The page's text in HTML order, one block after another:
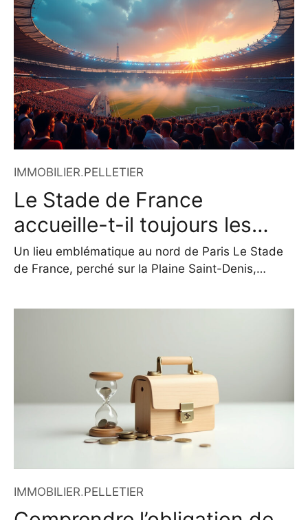
destinés aux entreprises et à leurs salariés, avec
une expertise reconnue dans la gestion de plans
d’épargne, de retraite et
IMMOBILIER.PELLETIER
Le Stade de France
accueille-t-il toujours les
grands événements en 2026
?
Un lieu emblématique au nord de Paris Le Stade
de France, perché sur la Plaine Saint-Denis,
grand stade du pays, accueillant chaque année
des dizaines d’événements d’envergure.
IMMOBILIER.PELLETIER